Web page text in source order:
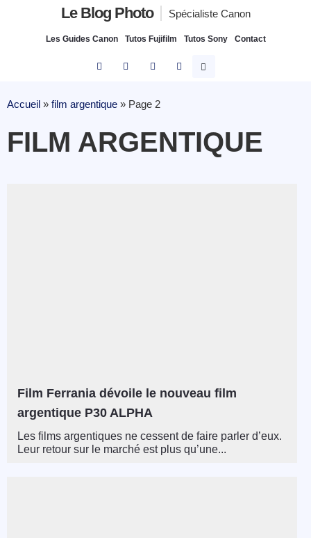
Le Blog Photo Spécialiste Canon
Les Guides Canon Tutos Fujifilm Tutos Sony Contact
Accueil » film argentique » Page 2
FILM ARGENTIQUE
Film Ferrania dévoile le nouveau film
argentique P30 ALPHA
Les films argentiques ne cessent de faire parler d’eux.
Leur retour sur le marché est plus qu’une...